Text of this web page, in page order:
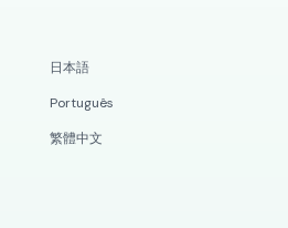
日本語
Português
繁體中文